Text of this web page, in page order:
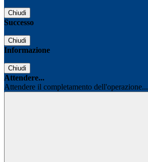
Chiudi
Successo
Chiudi
Informazione
Chiudi
Attendere...
Attendere il completamento dell'operazione...